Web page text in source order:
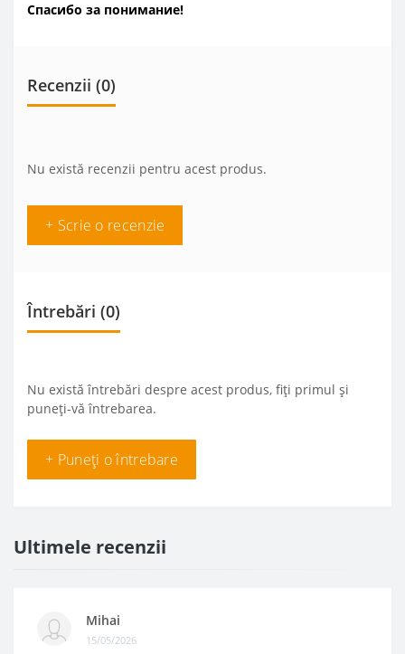
Спасибо за понимание!
Recenzii (0)
Nu există recenzii pentru acest produs.
+ Scrie o recenzie
Întrebări (0)
Nu există întrebări despre acest produs, fiți primul și
puneți-vă întrebarea.
+ Puneți o întrebare
Ultimele recenzii
Mihai
15/05/2026